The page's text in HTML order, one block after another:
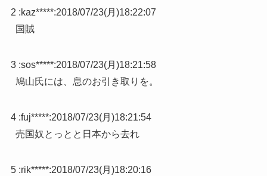
2 :kaz*****:2018/07/23(月)18:22:07
国賊
3 :sos*****:2018/07/23(月)18:21:58
鳩山氏には、息のお引き取りを。
4 :fuj*****:2018/07/23(月)18:21:54
売国奴とっとと日本から去れ
5 :rik*****:2018/07/23(月)18:20:16